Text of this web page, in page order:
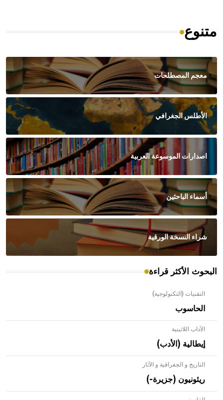
متنوع
معجم المصطلحات
الأطلس الجغرافي
اصدارات الموسوعة العربية
أسماء الباحثين
شراء النسخة الورقية
البحوث الأكثر قراءة
التقنيات (التكنولوجية)
الحاسوب
الآداب اللاتينية
إيطالية (الأدب)
التاريخ و الجغرافية و الآثار
ريئونيون (جزيرة-)